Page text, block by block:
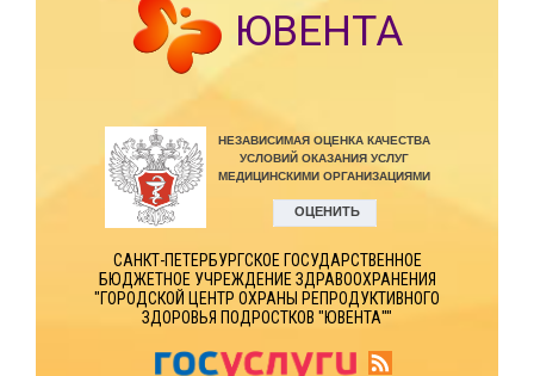
ЮВЕНТА
САНКТ-ПЕТЕРБУРГСКОЕ ГОСУДАРСТВЕННОЕ
БЮДЖЕТНОЕ УЧРЕЖДЕНИЕ ЗДРАВООХРАНЕНИЯ
"ГОРОДСКОЙ ЦЕНТР ОХРАНЫ РЕПРОДУКТИВНОГО
ЗДОРОВЬЯ ПОДРОСТКОВ "ЮВЕНТА""